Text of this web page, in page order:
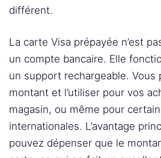
différent.
La carte Visa prépayée n’est
un compte bancaire. Elle
un support rechargeable. Vous
montant et l’utiliser pour vos
magasin, ou même pour
internationales. L’avantage
pouvez dépenser que le